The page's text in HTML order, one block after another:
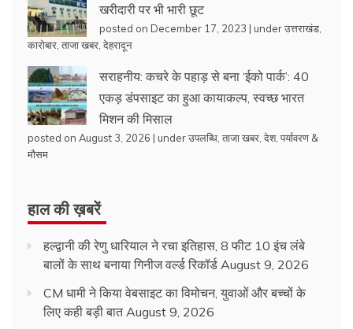
खरीदारी पर भी भारी छूट
posted on December 17, 2023 | underउत्तराखंड
कारोबार ताजा खबर देहरादून
सराहनीय: कचरे के पहाड़ से बना ‘ईको पार्क’: 40
एकड़ डंपसाइट का हुआ कायाकल्प, स्वच्छ भारत
मिशन की मिसाल
posted on August 3, 2026 | underउपलब्धि ताजा खबर देश, पर्यावरण &
मौसम
हाल की ख़बरें
हल्द्वानी की रेणु धारियाल ने रचा इतिहास, 8 फीट 10 इंच लंबे
बालों के साथ बनाया गिनीज वर्ल्ड रिकॉर्ड August 9, 2026
CM धामी ने किया वेबसाइट का विमोचन, युवाओं और बच्चों के
लिए कही बड़ी बात August 9, 2026